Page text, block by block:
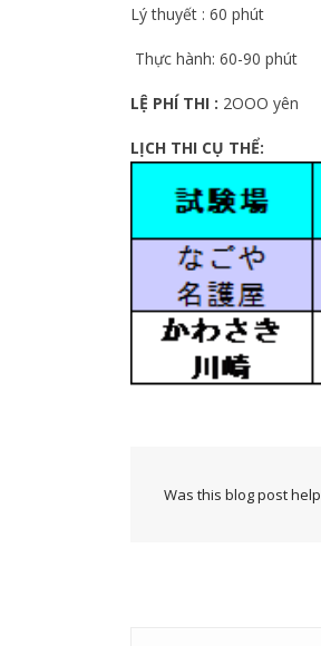
Lý thuyết : 60 phút
Thực hành: 60-90 phút
LỆ PHÍ THI : 2OOO yên
LỊCH THI CỤ THỂ:
Was this blog post